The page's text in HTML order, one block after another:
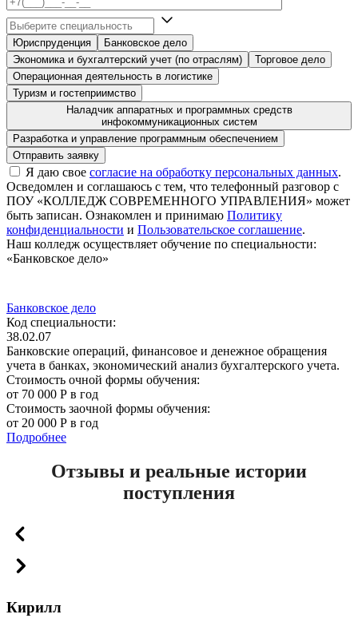
Юриспруденция
Банковское дело
Экономика и бухгалтерский учет (по отраслям)
Торговое дело
Операционная деятельность в логистике
Туризм и гостеприимство
Наладчик аппаратных и программных средств
инфокоммуникационных систем
Разработка и управление программным обеспечением
Я даю свое согласие на обработку персональных данных.
Осведомлен и соглашаюсь с тем, что телефонный разговор с
ПОУ «КОЛЛЕДЖ СОВРЕМЕННОГО УПРАВЛЕНИЯ» может
быть записан. Ознакомлен и принимаю Политику
конфиденциальности и Пользовательское соглашение.
Наш колледж осуществляет обучение по специальности:
«Банковское дело»
Банковское дело
Код специальности:
38.02.07
Банковские операций, финансовое и денежное обращения
учета в банках, экономический анализ бухгалтерского учета.
Стоимость очной формы обучения:
от 70 000 Р в год
Стоимость заочной формы обучения:
от 20 000 Р в год
Подробнее
Отзывы и реальные истории
поступления
Кирилл